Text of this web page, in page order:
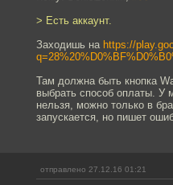
> Есть аккаунт.
Заходишь на https://
Там должна быть кнопка
выбрать способ оплаты. У
нельзя, можно только в
запускается, но пишет
отправлено 27.12.16 01:21